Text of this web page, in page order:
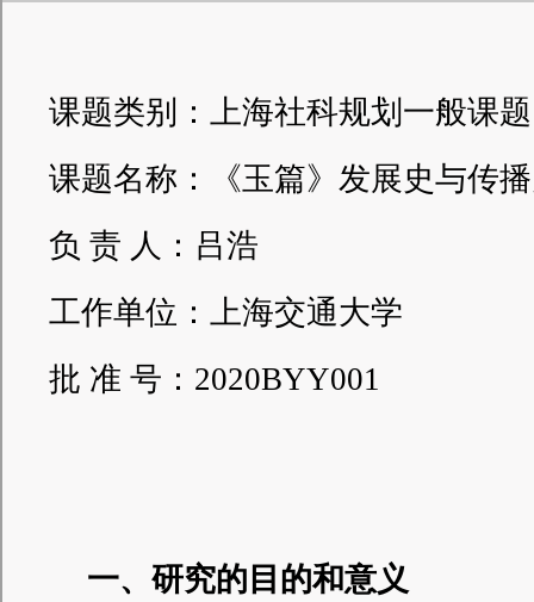
课题类别：上海社科规划一般课题
课题名称：《玉篇》发展史与传
负 责 人：吕浩
工作单位：上海交通大学
批 准 号：2020BYY001
一、研究的目的和意义